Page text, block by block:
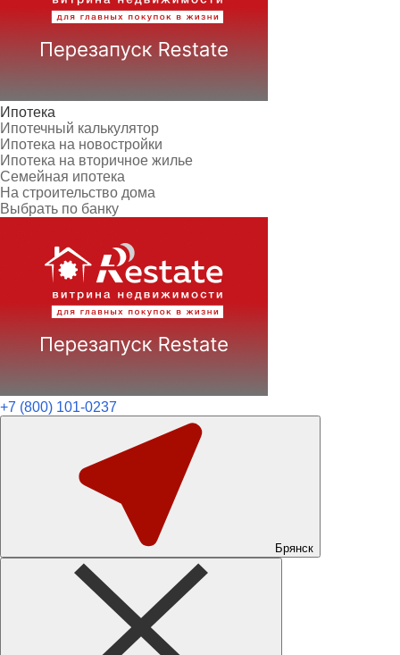
Ипотека
Ипотечный калькулятор
Ипотека на новостройки
Ипотека на вторичное жилье
Семейная ипотека
На строительство дома
Выбрать по банку
+7 (800) 101-0237
Брянск